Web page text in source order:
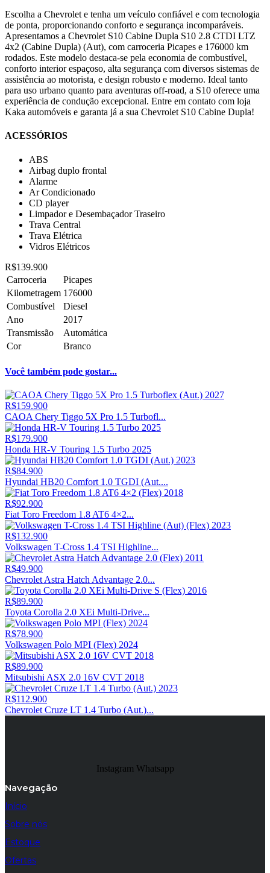
Escolha a Chevrolet e tenha um veículo confiável e com tecnologia
de ponta, proporcionando conforto e segurança incomparáveis.
Apresentamos a Chevrolet S10 Cabine Dupla S10 2.8 CTDI LTZ
4x2 (Cabine Dupla) (Aut), com carroceria Picapes e 176000 km
rodados. Este modelo destaca-se pela economia de combustível,
conforto interior espaçoso, alta segurança com diversos sistemas de
assistência ao motorista, e design robusto e moderno. Ideal tanto
para uso urbano quanto para aventuras off-road, a S10 oferece uma
experiência de condução excepcional. Entre em contato com loja
Kaka automóveis e garanta já a sua Chevrolet S10 Cabine Dupla!
ACESSÓRIOS
ABS
Airbag duplo frontal
Alarme
Ar Condicionado
CD player
Limpador e Desembaçador Traseiro
Trava Central
Trava Elétrica
Vidros Elétricos
R$139.900
Carroceria
Picapes
Kilometragem 176000
Combustível
Diesel
Ano
2017
Transmissão
Automática
Cor
Branco
Você também pode gostar...
R$159.900
CAOA Chery Tiggo 5X Pro 1.5 Turbofl...
R$179.900
Honda HR-V Touring 1.5 Turbo 2025
R$84.900
Hyundai HB20 Comfort 1.0 TGDI (Aut....
R$92.900
Fiat Toro Freedom 1.8 AT6 4×2...
R$132.900
Volkswagen T-Cross 1.4 TSI Highline...
R$49.900
Chevrolet Astra Hatch Advantage 2.0...
R$89.900
Toyota Corolla 2.0 XEi Multi-Drive...
R$78.900
Volkswagen Polo MPI (Flex) 2024
R$89.900
Mitsubishi ASX 2.0 16V CVT 2018
R$112.900
Chevrolet Cruze LT 1.4 Turbo (Aut.)...
Instagram Whatsapp
Navegação
Início
Sobre nós
Estoque
Ofertas